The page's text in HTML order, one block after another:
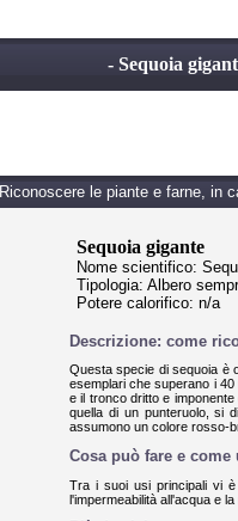
- Sequoia
Riconoscere le piante e farne, in
Sequoia gigante
Nome scientifico:
Tipologia: Albero
Potere calorifico: n/a
Descrizione: come
Questa specie di sequoia è
esemplari che superano i
e il tronco dritto e
quella di un punteruolo, si
assumono un colore rosso-
Cosa può fare e
Tra i suoi usi principali vi è
l'impermeabilità all'acqua e